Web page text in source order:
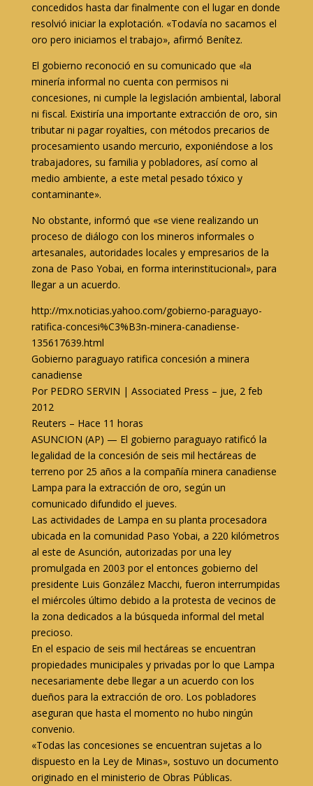
concedidos hasta dar finalmente con el lugar en donde
resolvió iniciar la explotación. «Todavía no sacamos el
oro pero iniciamos el trabajo», afirmó Benítez.
El gobierno reconoció en su comunicado que «la
minería informal no cuenta con permisos ni
concesiones, ni cumple la legislación ambiental, laboral
ni fiscal. Existiría una importante extracción de oro, sin
tributar ni pagar royalties, con métodos precarios de
procesamiento usando mercurio, exponiéndose a los
trabajadores, su familia y pobladores, así como al
medio ambiente, a este metal pesado tóxico y
contaminante».
No obstante, informó que «se viene realizando un
proceso de diálogo con los mineros informales o
artesanales, autoridades locales y empresarios de la
zona de Paso Yobai, en forma interinstitucional», para
llegar a un acuerdo.
http://mx.noticias.yahoo.com/gobierno-paraguayo-
ratifica-concesi%C3%B3n-minera-canadiense-
135617639.html
Gobierno paraguayo ratifica concesión a minera
canadiense
Por PEDRO SERVIN | Associated Press – jue, 2 feb
2012
Reuters – Hace 11 horas
ASUNCION (AP) — El gobierno paraguayo ratificó la
legalidad de la concesión de seis mil hectáreas de
terreno por 25 años a la compañía minera canadiense
Lampa para la extracción de oro, según un
comunicado difundido el jueves.
Las actividades de Lampa en su planta procesadora
ubicada en la comunidad Paso Yobai, a 220 kilómetros
al este de Asunción, autorizadas por una ley
promulgada en 2003 por el entonces gobierno del
presidente Luis González Macchi, fueron interrumpidas
el miércoles último debido a la protesta de vecinos de
la zona dedicados a la búsqueda informal del metal
precioso.
En el espacio de seis mil hectáreas se encuentran
propiedades municipales y privadas por lo que Lampa
necesariamente debe llegar a un acuerdo con los
dueños para la extracción de oro. Los pobladores
aseguran que hasta el momento no hubo ningún
convenio.
«Todas las concesiones se encuentran sujetas a lo
dispuesto en la Ley de Minas», sostuvo un documento
originado en el ministerio de Obras Públicas.